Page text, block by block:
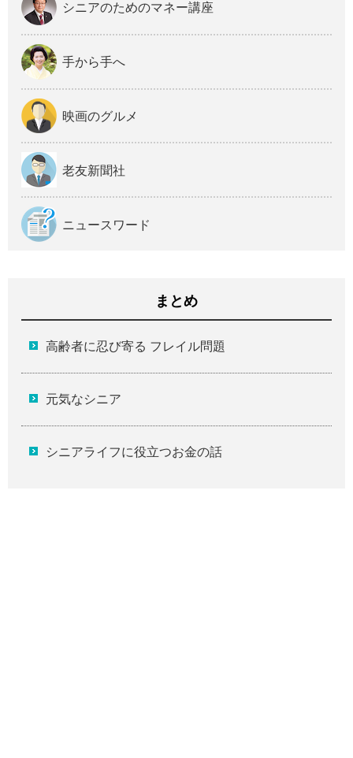
シニアのためのマネー講座
手から手へ
映画のグルメ
老友新聞社
ニュースワード
まとめ
高齢者に忍び寄る フレイル問題
元気なシニア
シニアライフに役立つお金の話